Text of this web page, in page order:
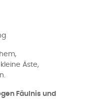
Äste,
Fäulnis und